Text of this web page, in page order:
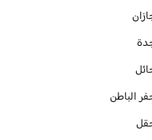
الباطن